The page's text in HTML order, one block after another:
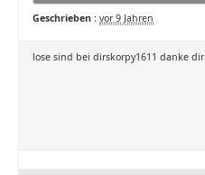
Geschrieben : vor 9 Jahren
lose sind bei dirskorpy1611 danke dir